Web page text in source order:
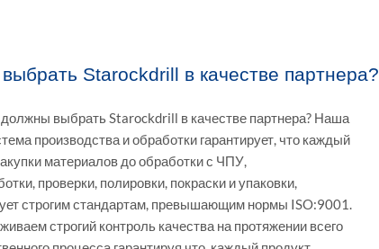
Starockdrill в качестве партнера?
выбрать Starockdrill в качестве партнера? Наша
производства и обработки гарантирует, что каждый
материалов до обработки с ЧПУ,
проверки, полировки, покраски и упаковки,
строгим стандартам, превышающим нормы ISO:9001.
строгий контроль качества на протяжении всего